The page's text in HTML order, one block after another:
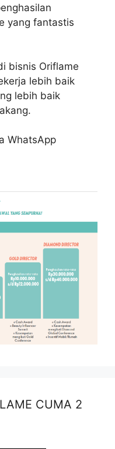
yang fantastis
bisnis Oriflame
lebih baik
lebih baik
WhatsApp
CUMA 2